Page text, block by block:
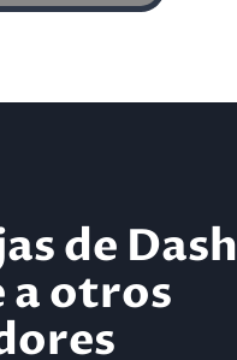
de Dash
otros